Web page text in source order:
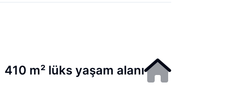
410 m² lüks yaşam alanı